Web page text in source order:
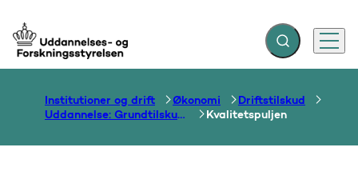
Gå til forsiden Fold søgefelt ud
Menu
Institutioner og drift Økonomi
Driftstilskud
Uddannelse: Grundtilskud mv.
Kvalitetspuljen